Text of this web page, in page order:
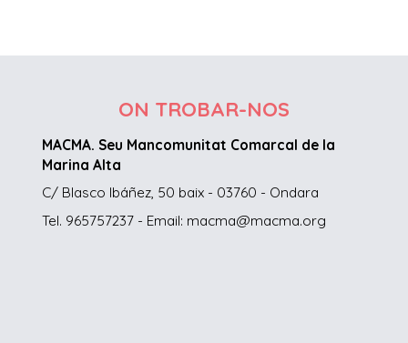
ON TROBAR-NOS
MACMA. Seu Mancomunitat Comarcal de la
Marina Alta
C/ Blasco Ibáñez, 50 baix - 03760 - Ondara
Tel. 965757237 - Email: macma@macma.org